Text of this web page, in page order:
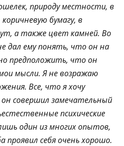
природу местности, в
бумагу, в
а также цвет камней. Во
дал ему понять, что он на
предположить, что он
мысли. Я не возражаю
Все, что я хочу
совершил замечательный
психические
один из многих опытов,
проявил себя очень хорошо.